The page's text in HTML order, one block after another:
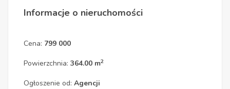
Informacje o nieruchomości
Cena: 799 000
Powierzchnia: 364.00 m2
Ogłoszenie od: Agencji